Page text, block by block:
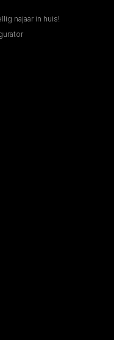
najaar in huis!